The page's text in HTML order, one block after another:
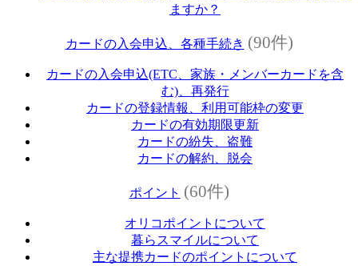
ますか？
カードの入会申込、各種手続き (90件)
カードの入会申込(ETC、家族・メンバーカードを含
む)、再発行
カードの登録情報、利用可能枠の変更
カードの有効期限更新
カードの紛失、盗難
カードの解約、脱会
ポイント (60件)
オリコポイントについて
暮らスマイルについて
主な提携カードのポイントについて